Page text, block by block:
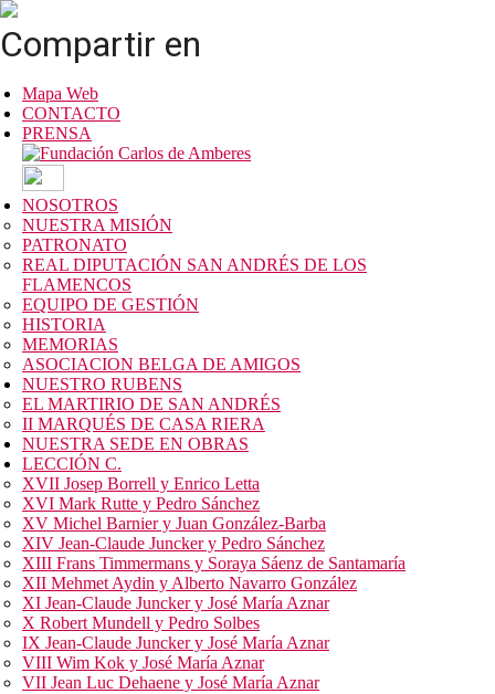
Compartir en
Mapa Web
CONTACTO
PRENSA
NOSOTROS
NUESTRA MISIÓN
PATRONATO
REAL DIPUTACIÓN SAN ANDRÉS DE LOS
FLAMENCOS
EQUIPO DE GESTIÓN
HISTORIA
MEMORIAS
ASOCIACION BELGA DE AMIGOS
NUESTRO RUBENS
EL MARTIRIO DE SAN ANDRÉS
II MARQUÉS DE CASA RIERA
NUESTRA SEDE EN OBRAS
LECCIÓN C.
XVII Josep Borrell y Enrico Letta
XVI Mark Rutte y Pedro Sánchez
XV Michel Barnier y Juan González-Barba
XIV Jean-Claude Juncker y Pedro Sánchez
XIII Frans Timmermans y Soraya Sáenz de Santamaría
XII Mehmet Aydin y Alberto Navarro González
XI Jean-Claude Juncker y José María Aznar
X Robert Mundell y Pedro Solbes
IX Jean-Claude Juncker y José María Aznar
VIII Wim Kok y José María Aznar
VII Jean Luc Dehaene y José María Aznar